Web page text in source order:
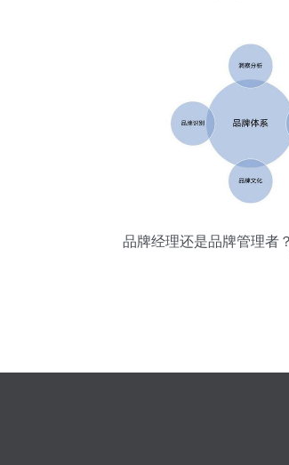
品牌经理还是品牌管理者